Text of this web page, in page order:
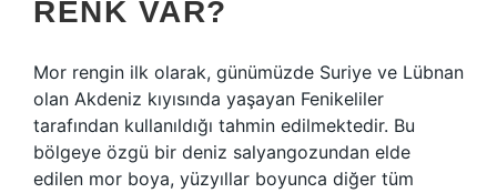
RENK VAR?
Mor rengin ilk olarak, günümüzde Suriye ve Lübnan
olan Akdeniz kıyısında yaşayan Fenikeliler
tarafından kullanıldığı tahmin edilmektedir. Bu
bölgeye özgü bir deniz salyangozundan elde
edilen mor boya, yüzyıllar boyunca diğer tüm